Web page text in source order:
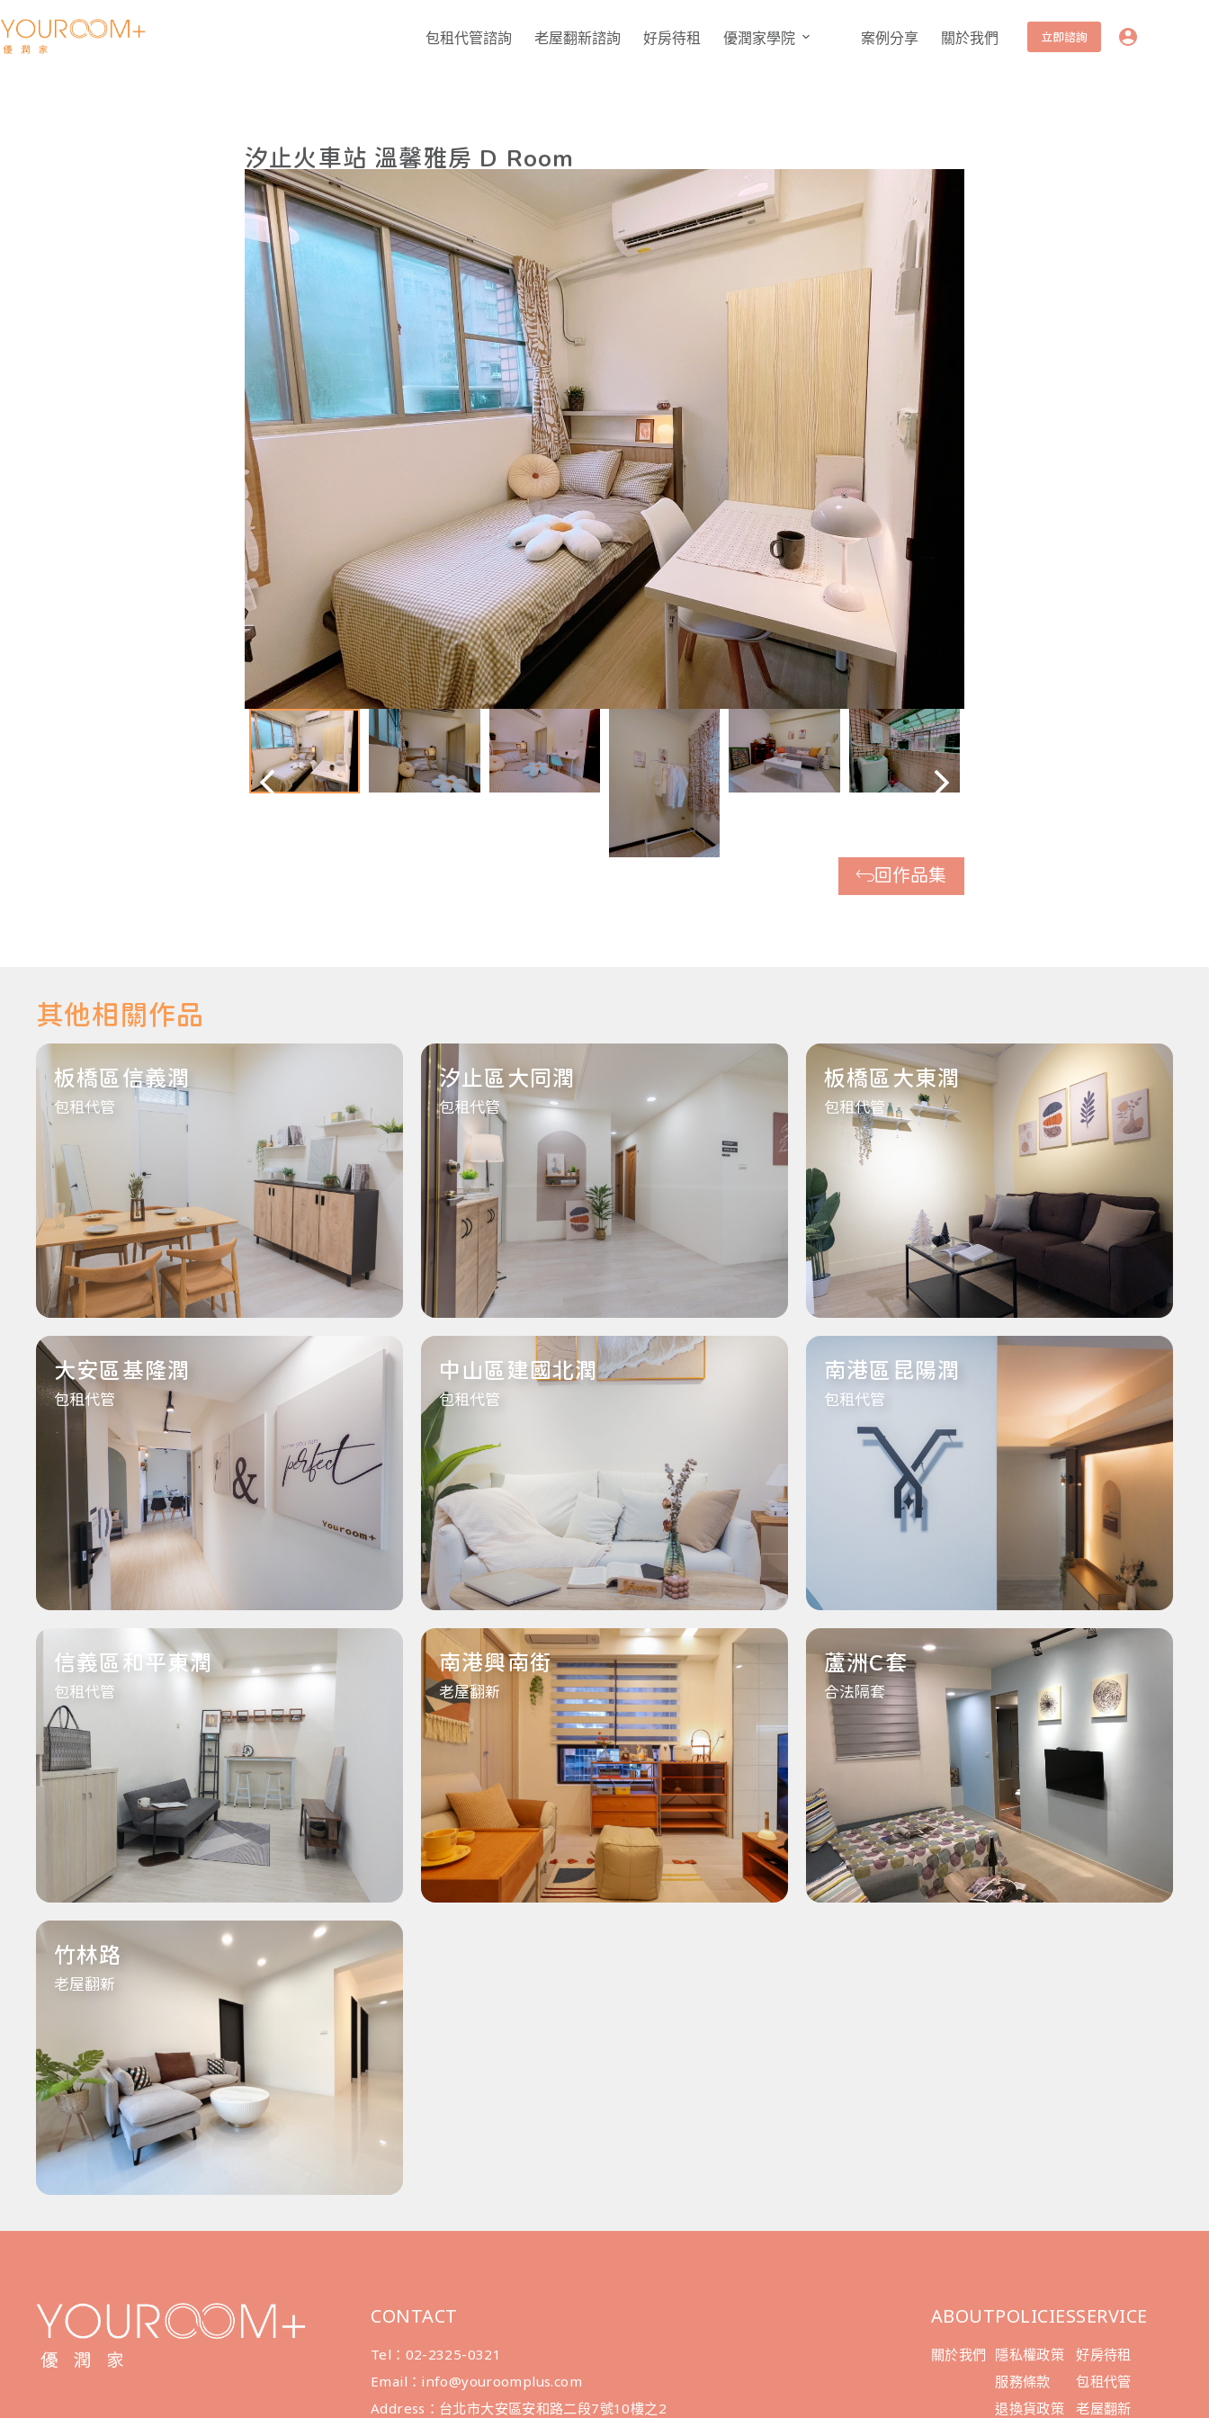
包租代管諮詢 老屋翻新諮詢 好房待租 優潤家學院 案例分享 關於我們 立即諮詢
汐止火車站 溫馨雅房 D Room
回作品集
其他相關作品
板橋區信義潤
包租代管
汐止區大同潤
包租代管
板橋區大東潤
包租代管
大安區基隆潤
包租代管
中山區建國北潤
包租代管
南港區昆陽潤
包租代管
信義區和平東潤
包租代管
南港興南街
老屋翻新
蘆洲C套
合法隔套
竹林路
老屋翻新
CONTACT
Tel：02-2325-0321
Email：info@youroomplus.com
Address：台北市大安區安和路二段7號10樓之2
ABOUT
關於我們
POLICIES
隱私權政策
服務條款
退換貨政策
SERVICE
好房待租
包租代管
老屋翻新